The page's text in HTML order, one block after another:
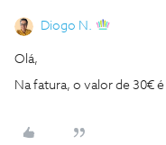
Diogo N.
Olá,
Na fatura, o valor de 30€